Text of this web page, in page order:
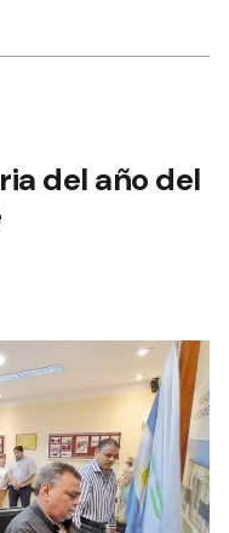
del año del